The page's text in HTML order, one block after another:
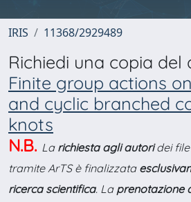
IRIS 11368/2929489
Richiedi una copia del
Finite group actions
and cyclic branched
knots
N.B. La richiesta agli autoridei file
tramite ArTS è finalizzata
ricerca scientifica. La prenotazione